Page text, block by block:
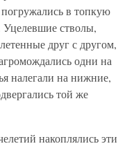
в топкую
Уцелевшие стволы,
друг с другом,
одни на
налегали на нижние,
той же
накоплялись эти